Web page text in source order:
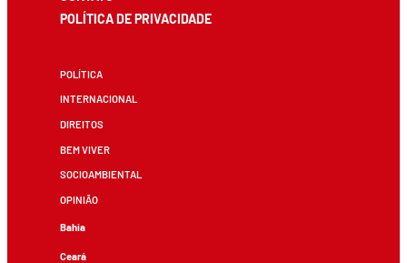
POLÍTICA DE PRIVACIDADE
POLÍTICA
INTERNACIONAL
DIREITOS
BEM VIVER
SOCIOAMBIENTAL
OPINIÃO
Bahia
Ceará